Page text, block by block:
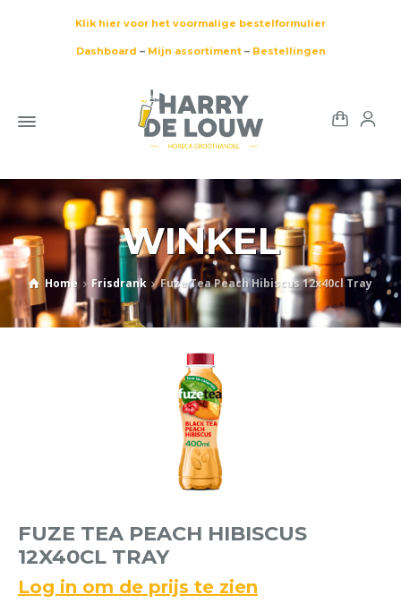
Klik hier voor het voormalige bestelformulier
Dashboard – Mijn assortiment– Bestellingen
WINKEL
Home Frisdrank Fuze Tea Peach Hibiscus 12x40cl Tray
FUZE TEA PEACH HIBISCUS
12X40CL TRAY
Log in om de prijs te zien